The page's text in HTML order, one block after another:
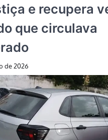
e recupera
que circulava
de 2026